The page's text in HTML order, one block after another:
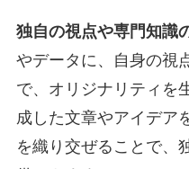
独自の視点や専門知識
やデータに、自身の視
で、オリジナリティを
成した文章やアイデア
を織り交ぜることで、